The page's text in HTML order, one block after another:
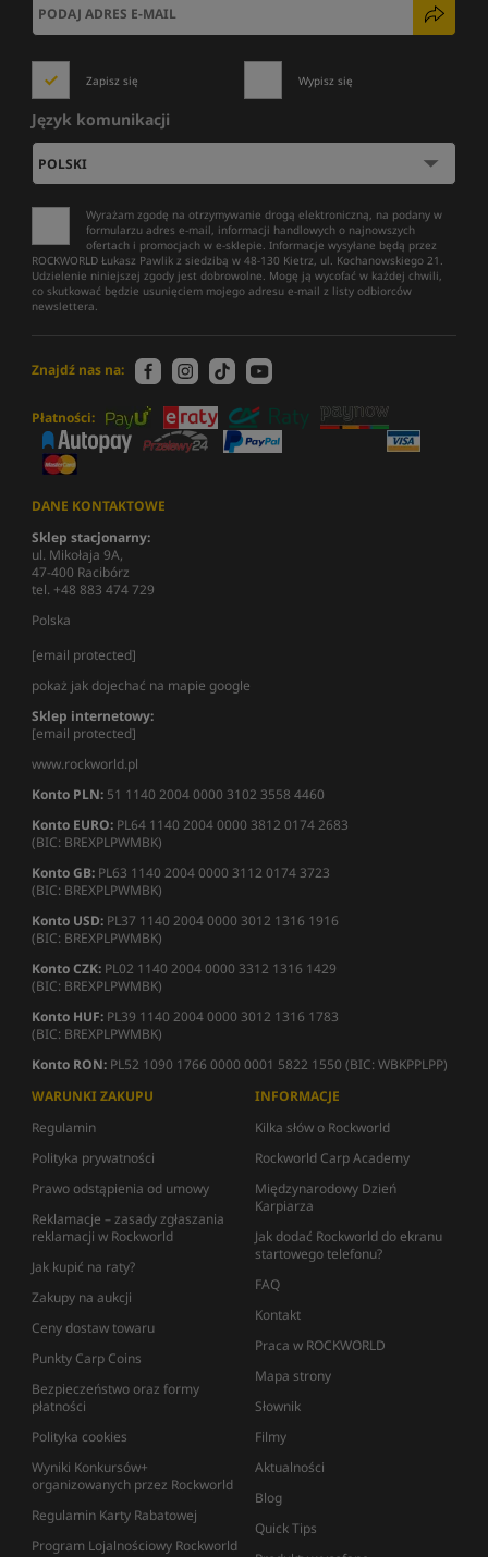
Zapisz się Wypisz się
Język komunikacji
Wyrażam zgodę na otrzymywanie drogą elektroniczną, na podany w
formularzu adres e-mail, informacji handlowych o najnowszych
ofertach i promocjach w e-sklepie. Informacje wysyłane będą przez
ROCKWORLD Łukasz Pawlik z siedzibą w 48-130 Kietrz, ul. Kochanowskiego 21.
Udzielenie niniejszej zgody jest dobrowolne. Mogę ją wycofać w każdej chwili,
co skutkować będzie usunięciem mojego adresu e-mail z listy odbiorców
newslettera.
Znajdź nas na:
Płatności:
DANE KONTAKTOWE
Sklep stacjonarny:
ul. Mikołaja 9A,
47-400 Racibórz
tel. +48 883 474 729
Polska
[email protected]
pokaż jak dojechać na mapie google
Sklep internetowy:
[email protected]
www.rockworld.pl
Konto PLN: 51 1140 2004 0000 3102 3558 4460
Konto EURO: PL64 1140 2004 0000 3812 0174 2683
(BIC: BREXPLPWMBK)
Konto GB: PL63 1140 2004 0000 3112 0174 3723
(BIC: BREXPLPWMBK)
Konto USD: PL37 1140 2004 0000 3012 1316 1916
(BIC: BREXPLPWMBK)
Konto CZK: PL02 1140 2004 0000 3312 1316 1429
(BIC: BREXPLPWMBK)
Konto HUF: PL39 1140 2004 0000 3012 1316 1783
(BIC: BREXPLPWMBK)
Konto RON: PL52 1090 1766 0000 0001 5822 1550 (BIC: WBKPPLPP)
WARUNKI ZAKUPU
Regulamin
Polityka prywatności
Prawo odstąpienia od umowy
Reklamacje – zasady zgłaszania
reklamacji w Rockworld
Jak kupić na raty?
Zakupy na aukcji
Ceny dostaw towaru
Punkty Carp Coins
Bezpieczeństwo oraz formy
płatności
Polityka cookies
Wyniki Konkursów+
organizowanych przez Rockworld
Regulamin Karty Rabatowej
Program Lojalnościowy Rockworld
INFORMACJE
Kilka słów o Rockworld
Rockworld Carp Academy
Międzynarodowy Dzień
Karpiarza
Jak dodać Rockworld do ekranu
startowego telefonu?
FAQ
Kontakt
Praca w ROCKWORLD
Mapa strony
Słownik
Filmy
Aktualności
Blog
Quick Tips